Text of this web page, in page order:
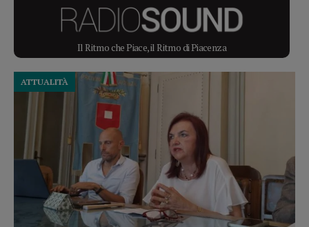
Il Ritmo che Piace, il Ritmo di Piacenza
ATTUALITÀ